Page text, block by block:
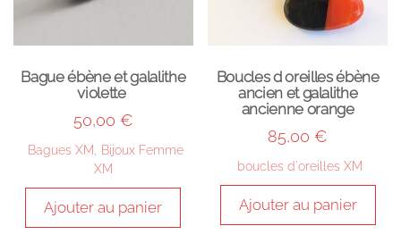
Bague ébène et galalithe
violette
50,00 €
Bagues XM
Bijoux Femme
XM
Ajouter au panier
Boucles d oreilles ébène
ancien et galalithe
ancienne orange
85,00€
boucles d'oreilles XM
Ajouter au panier